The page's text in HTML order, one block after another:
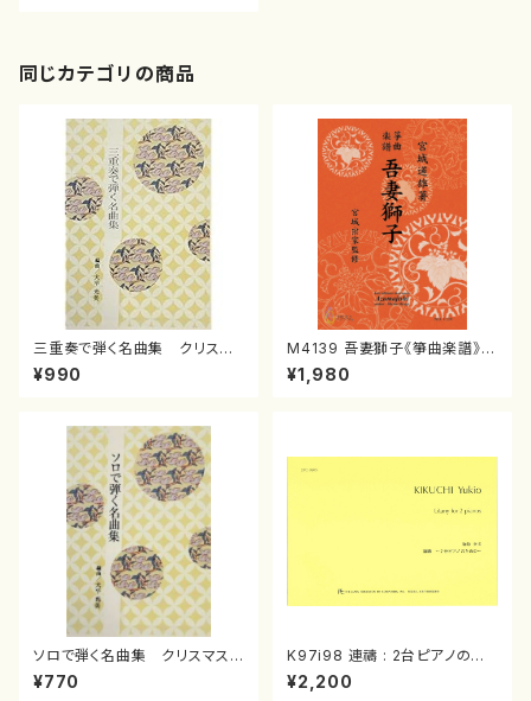
同じカテゴリの商品
三重奏で弾く名曲集 クリスマ
スメドレー( 箏2/大平光美 編
曲/楽譜）
¥990
M4139 吾妻獅子《箏曲楽譜》
（箏/宮城道雄著・宮城宗家監修/
箏曲古典楽譜）
¥1,980
ソロで弾く名曲集 クリスマス・
イブ／恋人がサンタクロース(
箏独奏 /大平光美 編曲/楽
¥770
K97i98 連禱 : 2台ピアノのた
めの（2 Pianos / 菊池 幸夫 /
楽譜）
¥2,200